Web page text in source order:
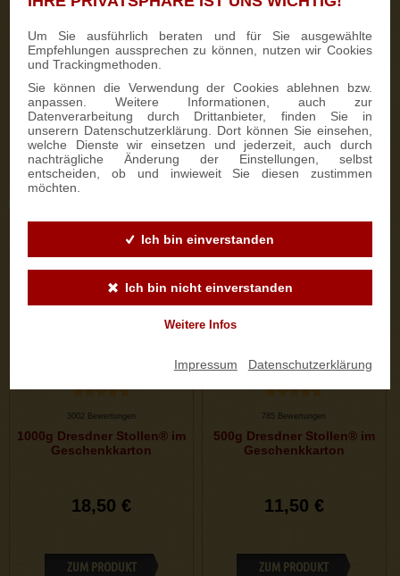
Um Sie ausführlich beraten und für Sie ausgewählte
Empfehlungen aussprechen zu können, nutzen wir Cookies
und Trackingmethoden.
Sie können die Verwendung der Cookies ablehnen bzw.
anpassen. Weitere Informationen, auch zur
Datenverarbeitung durch Drittanbieter, finden Sie in
unserern Datenschutzerklärung. Dort können Sie einsehen,
welche Dienste wir einsetzen und jederzeit, auch durch
nachträgliche Änderung der Einstellungen, selbst
entscheiden, ob und inwieweit Sie diesen zustimmen
möchten.
Ich bin einverstanden
Ich bin nicht einverstanden
Weitere Infos
Impressum Datenschutzerklärung
50 Bewertungen
750g Dresdner Stollen® in
Holzkiste
22,50 €
ZUM PRODUKT
333 Bewertungen
700g Feinster Mohnstriezel
15,90 €
ZUM PRODUKT
3002 Bewertungen
1000g Dresdner Stollen® im
Geschenkkarton
18,50 €
ZUM PRODUKT
785 Bewertungen
500g Dresdner Stollen® im
Geschenkkarton
11,50 €
ZUM PRODUKT